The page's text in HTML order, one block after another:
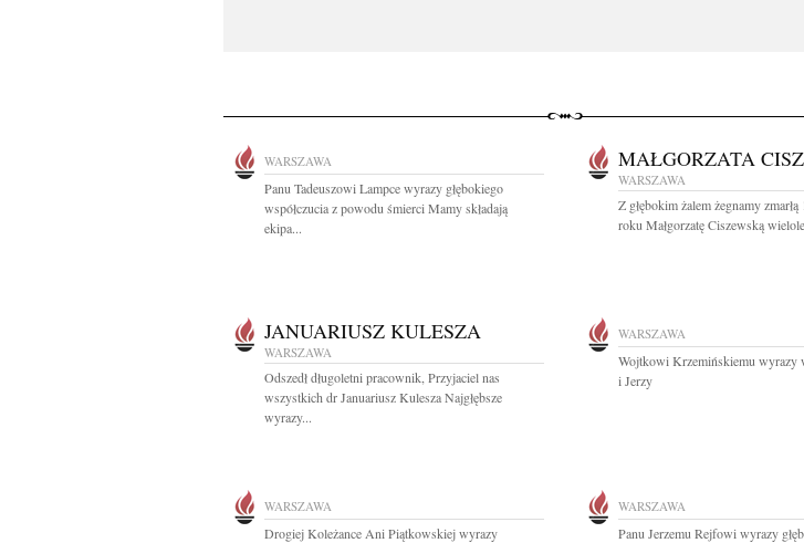
WARSZAWA
Panu Tadeuszowi Lampce wyrazy głębokiego
współczucia z powodu śmierci Mamy składają
ekipa...
MAŁGORZATA
WARSZAWA
Z głębokim żalem żegnamy
roku Małgorzatę Ciszewską
JANUARIUSZ KULESZA
WARSZAWA
Odszedł długoletni pracownik, Przyjaciel nas
wszystkich dr Januariusz Kulesza Najgłębsze
wyrazy...
WARSZAWA
Wojtkowi Krzemińskiemu wyrazy
i Jerzy
WARSZAWA
Drogiej Koleżance Ani Piątkowskiej wyrazy
WARSZAWA
Panu Jerzemu Rejfowi wyrazy